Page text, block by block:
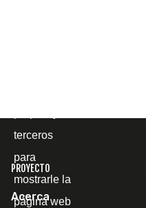
PROYECTO
Acerca
terceros
para
mostrarle la
página web